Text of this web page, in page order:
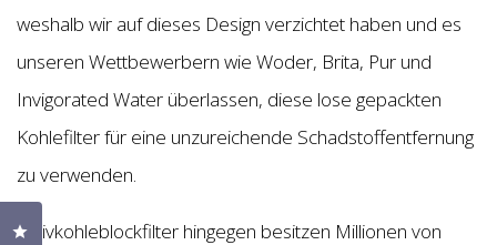
weshalb wir auf dieses Design verzichtet haben und es
unseren Wettbewerbern wie Woder, Brita, Pur und
Invigorated Water überlassen, diese lose gepackten
Kohlefilter für eine unzureichende Schadstoffentfernung
zu verwenden.
Aktivkohleblockfilter hingegen besitzen Millionen von
Klicken Sie, um den Bewertungsdialog zu öffnen